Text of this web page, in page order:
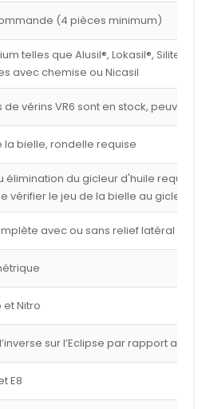
(4 pièces minimum)
telles que Alusil®, Lokasil®, Silitec®,
avec chemise ou Nicasil
de vérins VR6 sont en stock, peuvent
la bielle, rondelle requise
élimination du gicleur d'huile
vérifier le jeu de la bielle au gicleur
avec ou sans relief latéral
Nitro
sur l’Eclipse par rapport au
E8